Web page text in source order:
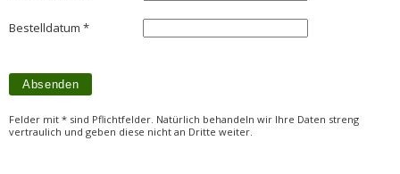
Bestelldatum *
Felder mit * sind Pflichtfelder. Natürlich behandeln wir Ihre Daten streng
vertraulich und geben diese nicht an Dritte weiter.